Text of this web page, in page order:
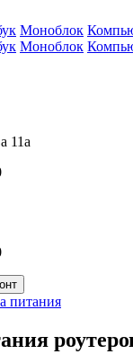
Моноблок
Моноблок
11а
питания